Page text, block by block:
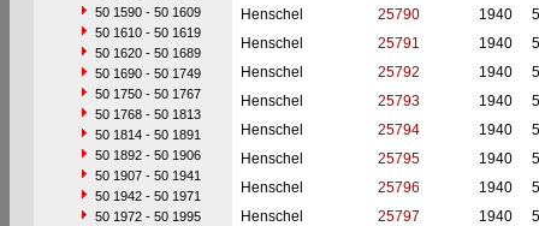
50 1590 - 50 1609
50 1610 - 50 1619
50 1620 - 50 1689
50 1690 - 50 1749
50 1750 - 50 1767
50 1768 - 50 1813
50 1814 - 50 1891
50 1892 - 50 1906
50 1907 - 50 1941
50 1942 - 50 1971
50 1972 - 50 1995
Henschel
25790 1940
Henschel
25791 1940
Henschel
25792 1940
Henschel
25793 1940
Henschel
25794 1940
Henschel
25795 1940
Henschel
25796 1940
Henschel
25797 1940